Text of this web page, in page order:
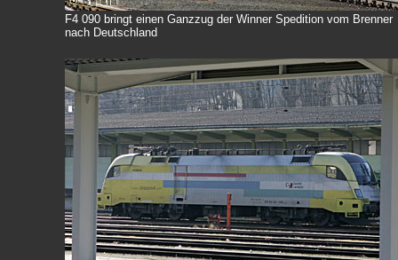
F4 090 bringt einen Ganzzug der Winner Spedition vom Brenner
nach Deutschland